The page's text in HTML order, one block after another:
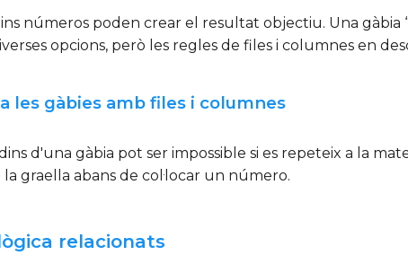
números poden crear el resultat objectiu. Una gàbia
opcions, però les regles de files i columnes en
les gàbies amb files i columnes
d'una gàbia pot ser impossible si es repeteix a la
graella abans de col·locar un número.
relacionats